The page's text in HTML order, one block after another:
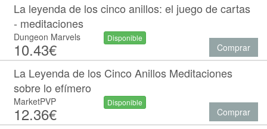
La leyenda de los cinco anillos: el juego de cartas
- meditaciones
Dungeon Marvels
10.43€
Disponible
Comprar
La Leyenda de los Cinco Anillos Meditaciones
sobre lo efímero
MarketPVP
12.36€
Disponible
Comprar